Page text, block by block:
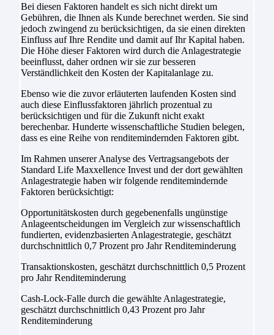
Bei diesen Faktoren handelt es sich nicht direkt um
Gebühren, die Ihnen als Kunde berechnet werden. Sie sind
jedoch zwingend zu berücksichtigen, da sie einen direkten
Einfluss auf Ihre Rendite und damit auf Ihr Kapital haben.
Die Höhe dieser Faktoren wird durch die Anlagestrategie
beeinflusst, daher ordnen wir sie zur besseren
Verständlichkeit den Kosten der Kapitalanlage zu.
Ebenso wie die zuvor erläuterten laufenden Kosten sind
auch diese Einflussfaktoren jährlich prozentual zu
berücksichtigen und für die Zukunft nicht exakt
berechenbar. Hunderte wissenschaftliche Studien belegen,
dass es eine Reihe von renditemindernden Faktoren gibt.
Im Rahmen unserer Analyse des Vertragsangebots der
Standard Life Maxxellence Invest und der dort gewählten
Anlagestrategie haben wir folgende renditemindernde
Faktoren berücksichtigt:
Opportunitätskosten durch gegebenenfalls ungünstige
Anlageentscheidungen im Vergleich zur wissenschaftlich
fundierten, evidenzbasierten Anlagestrategie, geschätzt
durchschnittlich 0,7 Prozent pro Jahr Renditeminderung
Transaktionskosten, geschätzt durchschnittlich 0,5 Prozent
pro Jahr Renditeminderung
Cash-Lock-Falle durch die gewählte Anlagestrategie,
geschätzt durchschnittlich 0,43 Prozent pro Jahr
Renditeminderung